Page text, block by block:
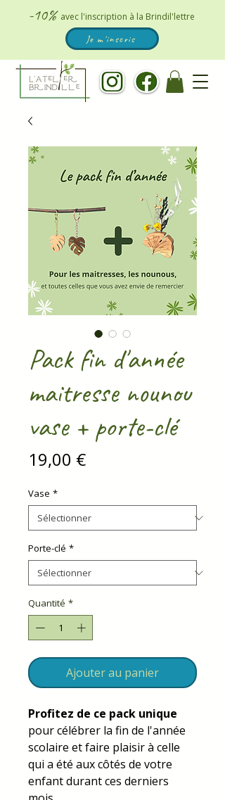
-10% avec l'inscription à la Brindil'lettre
Je m'inscris
Pack fin d'année
maitresse nounou
vase + porte-clé
19,00 €Prix
Vase *
Porte-clé *
Quantité *
Ajouter au panier
Profitez de ce pack unique
pour célébrer la fin de l'année
scolaire et faire plaisir à celle
qui a été aux côtés de votre
enfant durant ces derniers